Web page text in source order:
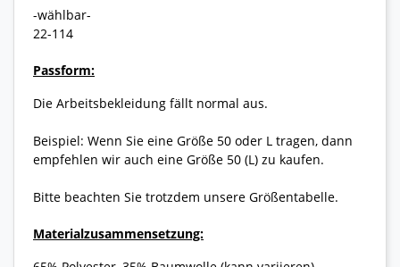
-wählbar-
22-114
Passform:
Die Arbeitsbekleidung fällt normal aus.
Beispiel: Wenn Sie eine Größe 50 oder L tragen, dann
empfehlen wir auch eine Größe 50 (L) zu kaufen.
Bitte beachten Sie trotzdem unsere Größentabelle.
Materialzusammensetzung: